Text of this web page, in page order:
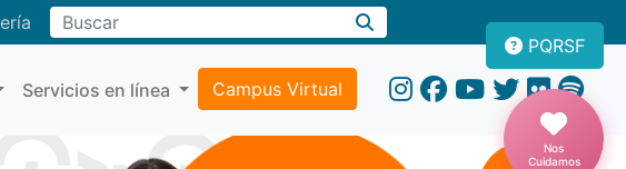
Buscar
Servicios en línea Campus Virtual
PQRSF
Nos
Cuidamos